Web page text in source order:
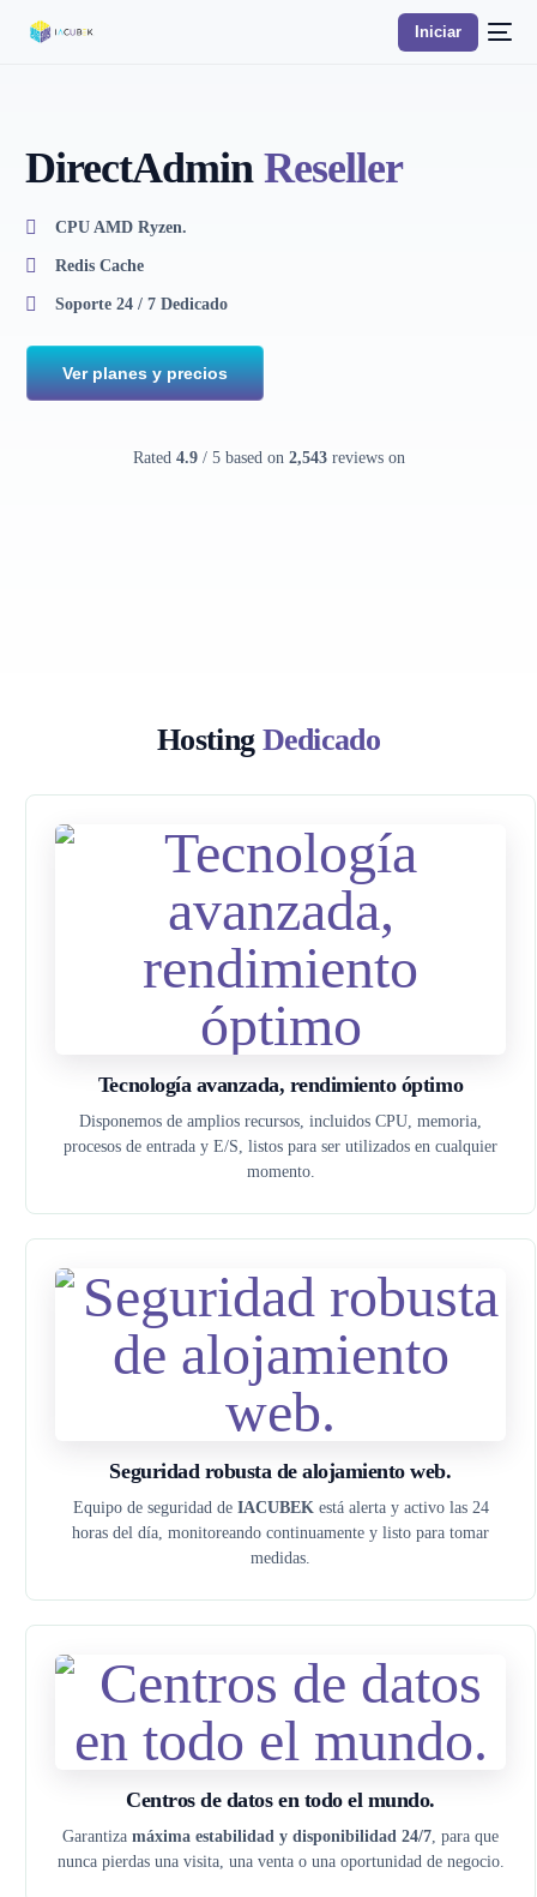
Iniciar
DirectAdmin Reseller
CPU AMD Ryzen.
Redis Cache
Soporte 24 / 7 Dedicado
Ver planes y precios
Rated 4.9/ 5 based on 2,543reviews on
Hosting Dedicado
Tecnología avanzada, rendimiento óptimo
Disponemos de amplios recursos, incluidos CPU, memoria,
procesos de entrada y E/S, listos para ser utilizados en cualquier
momento.
Seguridad robusta de alojamiento web.
Equipo de seguridad de IACUBEKestá alerta y activo las 24
horas del día, monitoreando continuamente y listo para tomar
medidas.
Centros de datos en todo el mundo.
Garantiza máxima estabilidad y disponibilidad 24/7, para que
nunca pierdas una visita, una venta o una oportunidad de negocio.